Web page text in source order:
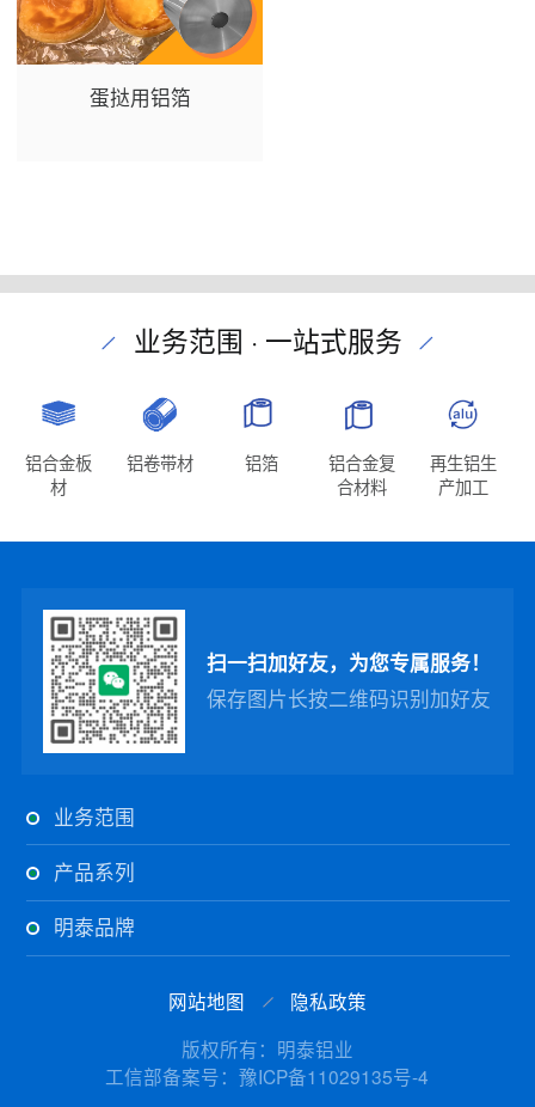
蛋挞用铝箔
业务范围 · 一站式服务
铝合金板
材
铝卷带材 铝箔
铝合金复
合材料
再生铝生
产加工
扫一扫加好友，为您专属服务！
保存图片长按二维码识别加好友
业务范围
产品系列
明泰品牌
网站地图
隐私政策
版权所有：明泰铝业
工信部备案号：豫ICP备11029135号-4